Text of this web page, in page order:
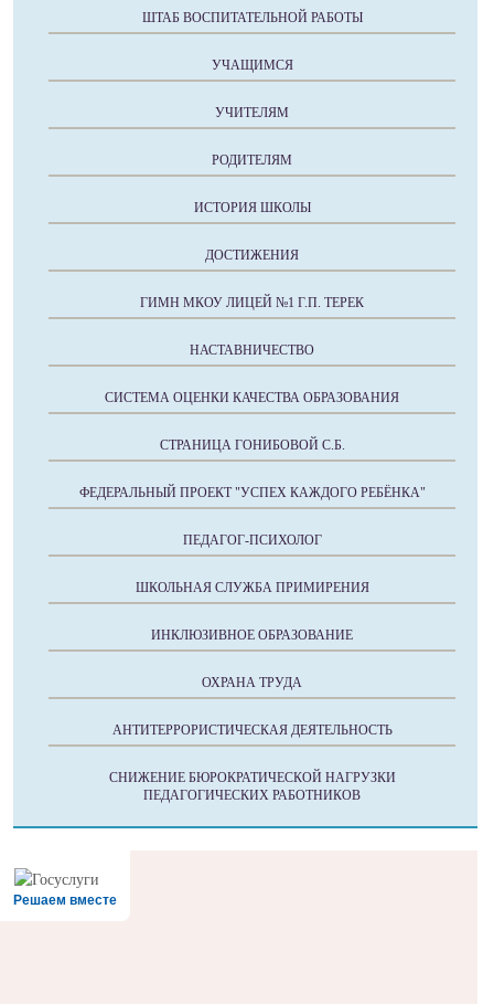
ШТАБ ВОСПИТАТЕЛЬНОЙ РАБОТЫ
УЧАЩИМСЯ
УЧИТЕЛЯМ
РОДИТЕЛЯМ
ИСТОРИЯ ШКОЛЫ
ДОСТИЖЕНИЯ
ГИМН МКОУ ЛИЦЕЙ №1 Г.П. ТЕРЕК
НАСТАВНИЧЕСТВО
СИСТЕМА ОЦЕНКИ КАЧЕСТВА ОБРАЗОВАНИЯ
СТРАНИЦА ГОНИБОВОЙ С.Б.
ФЕДЕРАЛЬНЫЙ ПРОЕКТ "УСПЕХ КАЖДОГО РЕБЁНКА"
ПЕДАГОГ-ПСИХОЛОГ
ШКОЛЬНАЯ СЛУЖБА ПРИМИРЕНИЯ
ИНКЛЮЗИВНОЕ ОБРАЗОВАНИЕ
ОХРАНА ТРУДА
АНТИТЕРРОРИСТИЧЕСКАЯ ДЕЯТЕЛЬНОСТЬ
СНИЖЕНИЕ БЮРОКРАТИЧЕСКОЙ НАГРУЗКИ
ПЕДАГОГИЧЕСКИХ РАБОТНИКОВ
Решаем вместе